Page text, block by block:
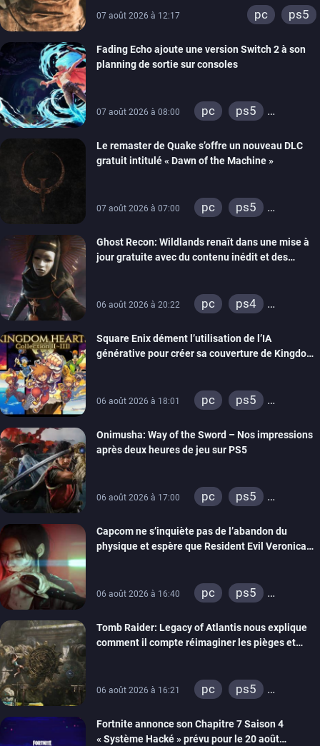
07 août 2026 à 12:17 pc ps5
Fading Echo ajoute une version Switch 2 à son
planning de sortie sur consoles
07 août 2026 à 08:00 pc
ps5
Le remaster de Quake s’offre un nouveau DLC
gratuit intitulé « Dawn of the Machine »
07 août 2026 à 07:00 pc
ps5
switch
ps4
xbox one
Ghost Recon: Wildlands renaît dans une mise à
jour gratuite avec du contenu inédit et des
06 août 2026 à 20:22 pc
ps4
Square Enix dément l’utilisation de l’IA
générative pour créer sa couverture de Kingdom
06 août 2026 à 18:01 pc
ps5
switch 2
Onimusha: Way of the Sword – Nos impressions
après deux heures de jeu sur PS5
06 août 2026 à 17:00 pc
ps5
switch 2
Capcom ne s’inquiète pas de l’abandon du
physique et espère que Resident Evil Veronica
06 août 2026 à 16:40 pc
ps5
switch 2
Tomb Raider: Legacy of Atlantis nous explique
comment il compte réimaginer les pièges et
06 août 2026 à 16:21 pc
ps5
switch 2
Fortnite annonce son Chapitre 7 Saison 4
« Système Hacké » prévu pour le 20 août